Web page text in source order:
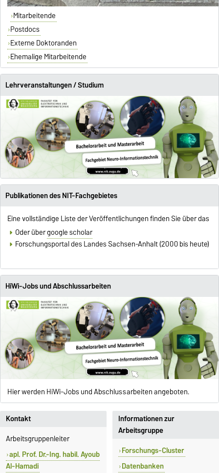
Mitarbeitende
Postdocs
Externe Doktoranden
Ehemalige Mitarbeitende
Lehrveranstaltungen / Studium
Publikationen des NIT-Fachgebietes
Eine vollständige Liste der Veröffentlichungen finden Sie über das
Oder übergoogle scholar
Forschungsportal des Landes Sachsen-Anhalt(2000 bis heute)
HiWi-Jobs und Abschlussarbeiten
Hier werden HiWi-Jobs und Abschlussarbeiten angeboten.
Kontakt
Arbeitsgruppenleiter
apl. Prof. Dr.-Ing. habil. Ayoub
Al-Hamadi
Informationen zur
Arbeitsgruppe
Forschungs-Cluster
Datenbanken